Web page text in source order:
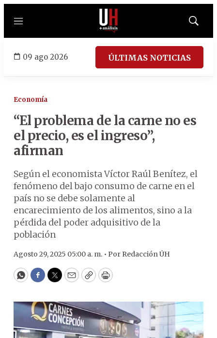
Menú
Mostrar
09 ago 2026 ÚLTIMAS NOTICIAS
Economía
“El problema de la carne no es
el precio, es el ingreso”,
afirman
Según el economista Víctor Raúl Benítez, el
fenómeno del bajo consumo de carne en el
país no se debe solamente al
encarecimiento de los alimentos, sino a la
pérdida del poder adquisitivo de la
población
Agosto 29, 2025 05:00 a. m. • Por Redacción ÚH
WhatsApp
Facebook
Twitter
EmailCopyPrint